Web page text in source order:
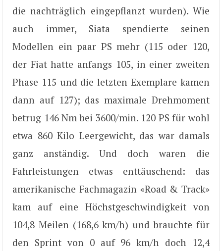
die nachträglich eingepflanzt wurden). Wie
auch immer, Siata spendierte seinen
Modellen ein paar PS mehr (115 oder 120,
der Fiat hatte anfangs 105, in einer zweiten
Phase 115 und die letzten Exemplare kamen
dann auf 127); das maximale Drehmoment
betrug 146 Nm bei 3600/min. 120 PS für wohl
etwa 860 Kilo Leergewicht, das war damals
ganz anständig. Und doch waren die
Fahrleistungen etwas enttäuschend: das
amerikanische Fachmagazin «Road & Track»
kam auf eine Höchstgeschwindigkeit von
104,8 Meilen (168,6 km/h) und brauchte für
den Sprint von 0 auf 96 km/h doch 12,4